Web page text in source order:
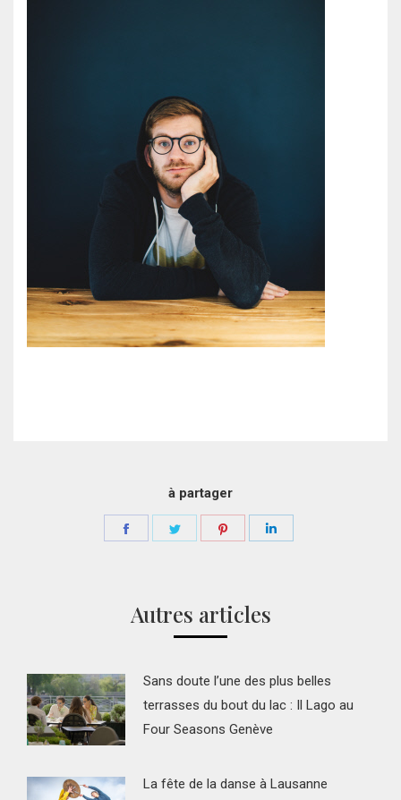
à partager
Partager Partager
Partager
Autres articles
Sans doute l’une des plus belles
terrasses du bout du lac : Il Lago au
Four Seasons Genève
La fête de la danse à Lausanne